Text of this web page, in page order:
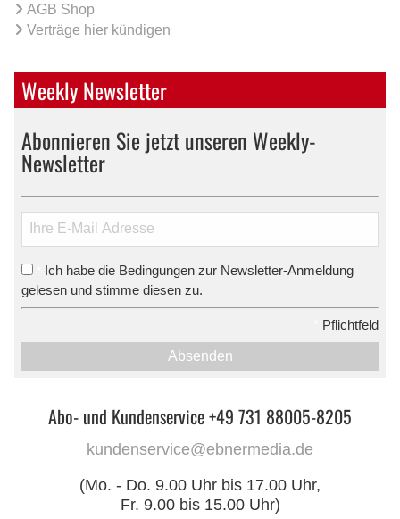
AGB Shop
Verträge hier kündigen
Weekly Newsletter
Abonnieren Sie jetzt unseren Weekly-
Newsletter
Ich habe die Bedingungen zur Newsletter-Anmeldung
gelesen und stimme diesen zu.
Pflichtfeld
Absenden
Abo- und Kundenservice +49 731 88005-8205
kundenservice@ebnermedia.de
(Mo. - Do. 9.00 Uhr bis 17.00 Uhr,
Fr. 9.00 bis 15.00 Uhr)